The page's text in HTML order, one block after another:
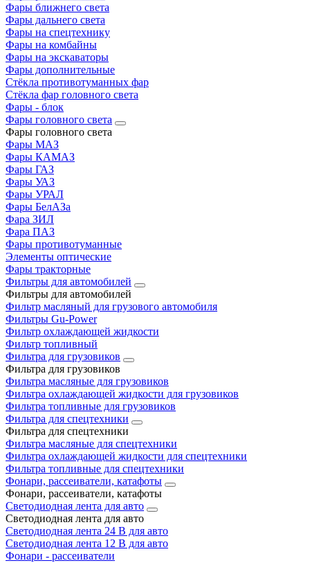
Фары ближнего света
Фары дальнего света
Фары на спецтехнику
Фары на комбайны
Фары на экскаваторы
Фары дополнительные
Стёкла противотуманных фар
Стёкла фар головного света
Фары - блок
Фары головного света
Фары головного света
Фары МАЗ
Фары КАМАЗ
Фары ГАЗ
Фары УАЗ
Фары УРАЛ
Фары БелАЗа
Фара ЗИЛ
Фара ПАЗ
Фары противотуманные
Элементы оптические
Фары тракторные
Фильтры для автомобилей
Фильтры для автомобилей
Фильтр масляный для грузового автомобиля
Фильтры Gu-Power
Фильтр охлаждающей жидкости
Фильтр топливный
Фильтра для грузовиков
Фильтра для грузовиков
Фильтра масляные для грузовиков
Фильтра охлаждающей жидкости для грузовиков
Фильтра топливные для грузовиков
Фильтра для спецтехники
Фильтра для спецтехники
Фильтра масляные для спецтехники
Фильтра охлаждающей жидкости для спецтехники
Фильтра топливные для спецтехники
Фонари, рассеиватели, катафоты
Фонари, рассеиватели, катафоты
Светодиодная лента для авто
Светодиодная лента для авто
Светодиодная лента 24 В для авто
Светодиодная лента 12 В для авто
Фонари - рассеиватели